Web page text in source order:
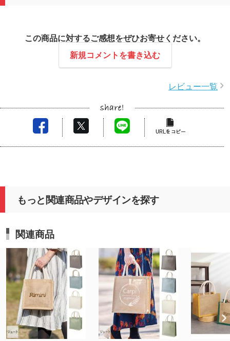
この商品に対するご感想をぜひお寄せください。
新規コメントを書き込む
レビュー一覧
もっと関連商品やデザインを探す
関連商品